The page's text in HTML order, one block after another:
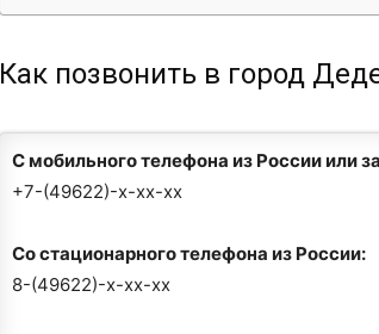
Как позвонить в город
С мобильного телефона из России или
+7-(49622)-x-xx-xx
Со стационарного телефона из России:
8-(49622)-x-xx-xx